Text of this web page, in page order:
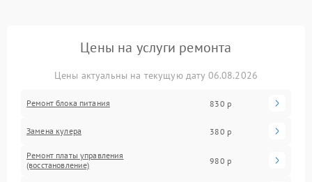
Цены на услуги ремонта
Цены актуальны на текущую дату 06.08.2026
Ремонт блока питания 830 р
Замена кулера 380 р
Ремонт платы управления
(восстановление)
980 р